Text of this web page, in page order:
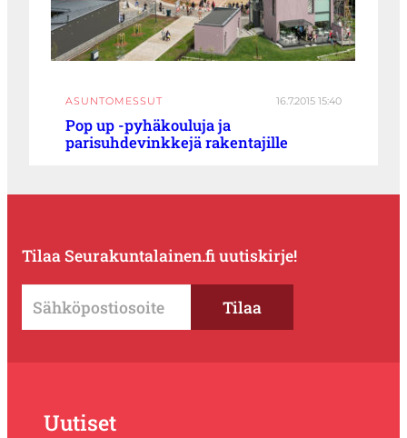
ASUNTOMESSUT 16.7.2015 15:40
Pop up -pyhäkouluja ja
parisuhdevinkkejä rakentajille
Tilaa Seurakuntalainen.fi uutiskirje!
Uutiset